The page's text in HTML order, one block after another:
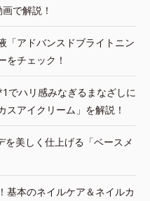
で解説！
「アドバンスドブライトニン
をチェック！
でハリ感みなぎるまなざしに
スアイクリーム」を解説！
を美しく仕上げる「ベースメ
基本のネイルケア＆ネイルカ